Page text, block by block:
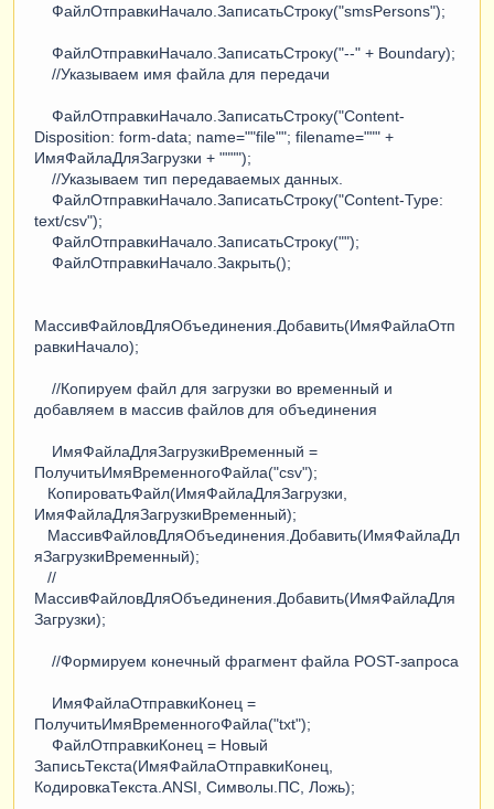
ФайлОтправкиНачало.ЗаписатьСтроку("smsPersons");
ФайлОтправкиНачало.ЗаписатьСтроку("--" + Boundary);
//Указываем имя файла для передачи
ФайлОтправкиНачало.ЗаписатьСтроку("Content-
Disposition: form-data; name=""file""; filename=""" +
ИмяФайлаДляЗагрузки + """");
//Указываем тип передаваемых данных.
ФайлОтправкиНачало.ЗаписатьСтроку("Content-Type:
text/csv");
ФайлОтправкиНачало.ЗаписатьСтроку("");
ФайлОтправкиНачало.Закрыть();
МассивФайловДляОбъединения.Добавить(ИмяФайлаОтп
равкиНачало);
//Копируем файл для загрузки во временный и
добавляем в массив файлов для объединения
ИмяФайлаДляЗагрузкиВременный =
ПолучитьИмяВременногоФайла("csv");
КопироватьФайл(ИмяФайлаДляЗагрузки,
ИмяФайлаДляЗагрузкиВременный);
МассивФайловДляОбъединения.Добавить(ИмяФайлаДл
яЗагрузкиВременный);
//
МассивФайловДляОбъединения.Добавить(ИмяФайлаДля
Загрузки);
//Формируем конечный фрагмент файла POST-запроса
ИмяФайлаОтправкиКонец =
ПолучитьИмяВременногоФайла("txt");
ФайлОтправкиКонец = Новый
ЗаписьТекста(ИмяФайлаОтправкиКонец,
КодировкаТекста.ANSI, Символы.ПС, Ложь);